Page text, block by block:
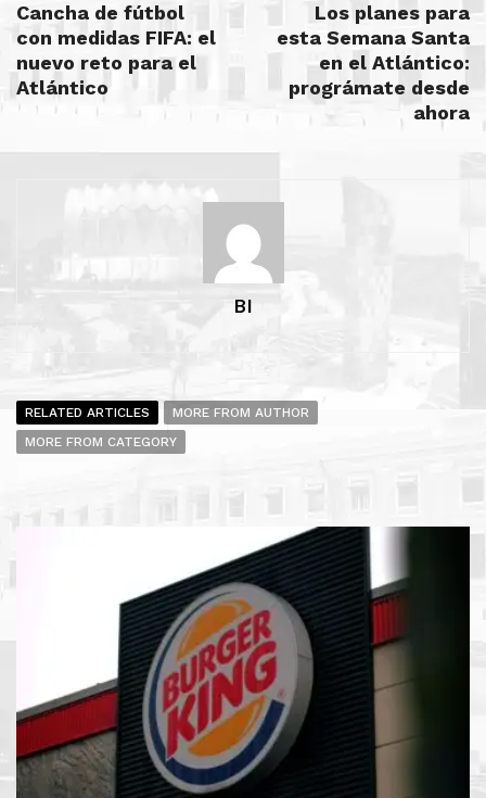
Cancha de fútbol
con medidas FIFA: el
nuevo reto para el
Atlántico
Los planes para
esta Semana Santa
en el Atlántico:
prográmate desde
ahora
BI
RELATED ARTICLES
MORE FROM AUTHOR
MORE FROM CATEGORY